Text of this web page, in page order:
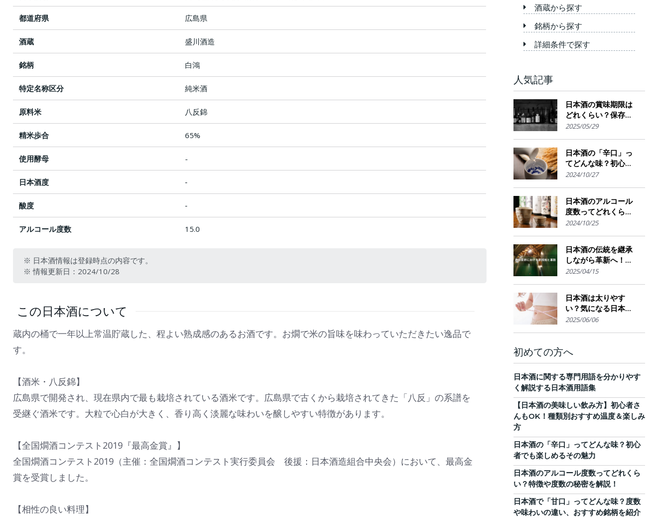
都道府県 広島県
酒蔵 盛川酒造
銘柄 白鴻
特定名称区分 純米酒
原料米 八反錦
精米歩合 65%
使用酵母 -
日本酒度 ‐
酸度 ‐
アルコール度数 15.0
※ 日本酒情報は登録時点の内容です。
※ 情報更新日：2024/10/28
この日本酒について
蔵内の桶で一年以上常温貯蔵した、程よい熟成感のあるお酒です。お燗で米の旨味を味わっていただきたい逸品で
す。
【酒米・八反錦】
広島県で開発され、現在県内で最も栽培されている酒米です。広島県で古くから栽培されてきた「八反」の系譜を
受継ぐ酒米です。大粒で心白が大きく、香り高く淡麗な味わいを醸しやすい特徴があります。
【全国燗酒コンテスト2019『最高金賞』】
全国燗酒コンテスト2019（主催：全国燗酒コンテスト実行委員会 後援：日本酒造組合中央会）において、最高金
賞を受賞しました。
【相性の良い料理】
酒蔵から探す
銘柄から探す
詳細条件で探す
人気記事
日本酒の賞味期限は
どれくらい？保存場
所のポイント
2025/05/29
日本酒の「辛口」っ
てどんな味？初心者
でも楽しめるその魅
2024/10/27
日本酒のアルコール
度数ってどれくら
い？特徴や度数の秘
2024/10/25
日本酒の伝統を継承
しながら革新へ！
AI・IoTが実現する革
の未来展望
2025/04/15
日本酒は太りやす
い？気になる日本酒
のカロリーと糖質。
2025/06/06
初めての方へ
日本酒に関する専門用語を分かりやす
く解説する日本酒用語集
【日本酒の美味しい飲み方】初心者さ
んもOK！種類別おすすめ温度＆楽しみ
方
日本酒の「辛口」ってどんな味？初心
者でも楽しめるその魅力
日本酒のアルコール度数ってどれくら
い？特徴や度数の秘密を解説！
日本酒で「甘口」ってどんな味？度数
や味わいの違い、おすすめ銘柄を紹介